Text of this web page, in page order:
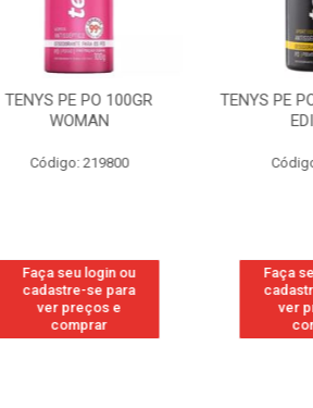
PO 100GR
219800
login ou
se para
e
TENYS PE PO 100GR
Código: 219819
Faça seu login ou
cadastre-se para
ver preços e